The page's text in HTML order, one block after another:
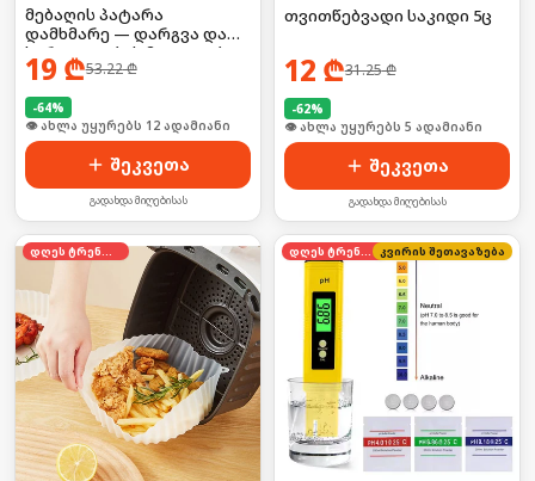
მებაღის პატარა
დამხმარე — დარგვა და
სარეველების მოცილება
უმარტივესად!
19 ₾53.22₾
-64%
🛒 ბოლო 24სთ-ში იყიდა 19-მა
შეკვეთა
გადახდა მიღებისას
თვითწებვადი საკიდი 5ც
12 ₾31.25₾
-62%
🛒 ბოლო 24სთ-ში იყიდა 52-მა
შეკვეთა
გადახდა მიღებისას
დღეს ტრენდში დღეს ტრენდში კვირის შეთავაზება